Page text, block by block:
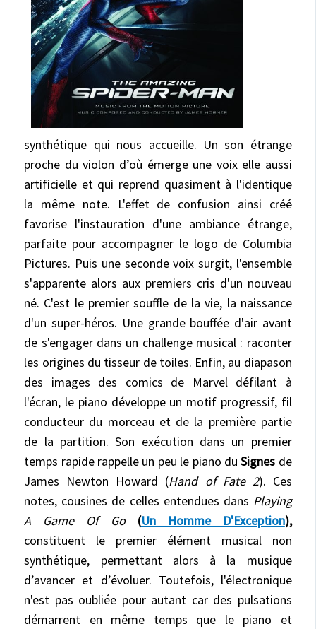
synthétique qui nous accueille. Un son étrange
proche du violon d’où émerge une voix elle aussi
artificielle et qui reprend quasiment à l'identique
la même note. L'effet de confusion ainsi créé
favorise l'instauration d'une ambiance étrange,
parfaite pour accompagner le logo de Columbia
Pictures. Puis une seconde voix surgit, l'ensemble
s'apparente alors aux premiers cris d'un nouveau
né. C'est le premier souffle de la vie, la naissance
d'un super-héros. Une grande bouffée d'air avant
de s'engager dans un challenge musical : raconter
les origines du tisseur de toiles. Enfin, au diapason
des images des comics de Marvel défilant à
l'écran, le piano développe un motif progressif, fil
conducteur du morceau et de la première partie
de la partition. Son exécution dans un premier
temps rapide rappelle un peu le piano duSignes de
James Newton Howard (Hand of Fate 2). Ces
notes, cousines de celles entendues dans Playing
A Game Of Go (Un Homme D'Exception),
constituent le premier élément musical non
synthétique, permettant alors à la musique
d’avancer et d’évoluer. Toutefois, l'électronique
n'est pas oubliée pour autant car des pulsations
démarrent en même temps que le piano et